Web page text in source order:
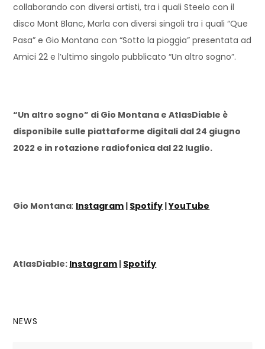
collaborando con diversi artisti, tra i quali Steelo con il
disco Mont Blanc, Marla con diversi singoli tra i quali “Que
Pasa” e Gio Montana con “Sotto la pioggia” presentata ad
Amici 22 e l’ultimo singolo pubblicato “Un altro sogno”.
“Un altro sogno” di Gio Montana e AtlasDiable è
disponibile sulle piattaforme digitali dal 24 giugno
2022 e in rotazione radiofonica dal 22 luglio.
Gio Montana: Instagram | Spotify |YouTube
AtlasDiable: Instagram | Spotify
NEWS